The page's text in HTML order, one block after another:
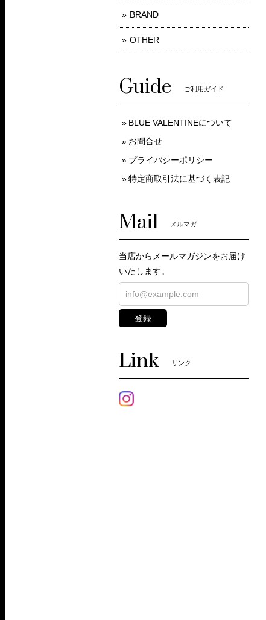
BRAND
OTHER
Guide ご利用ガイド
BLUE VALENTINEについて
お問合せ
プライバシーポリシー
特定商取引法に基づく表記
Mail メルマガ
当店からメールマガジンをお届け
いたします。
登録
Link リンク